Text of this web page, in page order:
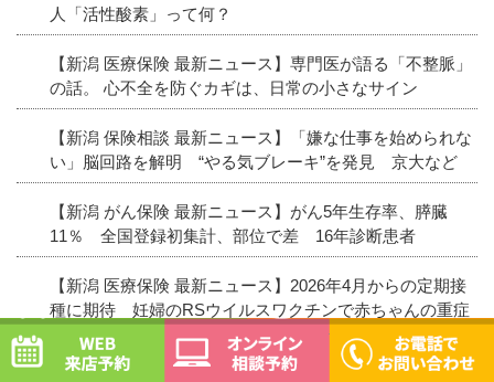
人「活性酸素」って何？
【新潟 医療保険 最新ニュース】専門医が語る「不整脈」
の話。 心不全を防ぐカギは、日常の小さなサイン
【新潟 保険相談 最新ニュース】「嫌な仕事を始められな
い」脳回路を解明 “やる気ブレーキ”を発見 京大など
【新潟 がん保険 最新ニュース】がん5年生存率、膵臓
11％ 全国登録初集計、部位で差 16年診断患者
【新潟 医療保険 最新ニュース】2026年4月からの定期接
種に期待 妊婦のRSウイルスワクチンで赤ちゃんの重症
化を防ぐ #エキスパートトピ
WEB予約 オンライン相談予約